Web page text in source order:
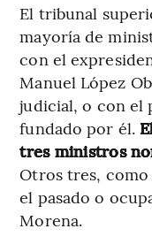
El tribunal
mayoría de
con el
Manuel López
judicial, o con el
fundado por él.
tres ministros
Otros tres, como
el pasado o
Morena.